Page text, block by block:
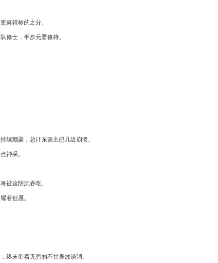
莫得标的之分。
修士，半步元婴修持。
续颤栗，总计东谈主已几近崩溃。
神采。
被这阴沉吞吃。
着但愿。
终末带着无穷的不甘身故谈消。